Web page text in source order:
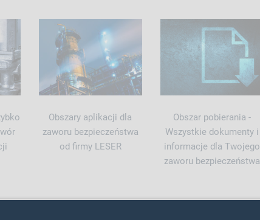
Obszary aplikacji dla
zaworu bezpieczeństwa
od firmy LESER
Obszar pobierania -
Wszystkie dokumenty i
informacje dla Twojego
zaworu bezpieczeństwa